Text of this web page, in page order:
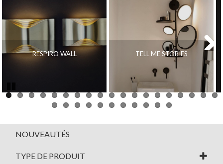
RESPIRO WALL TELL ME STORIES
Next
Pause
NOUVEAUTÉS
TYPE DE PRODUIT